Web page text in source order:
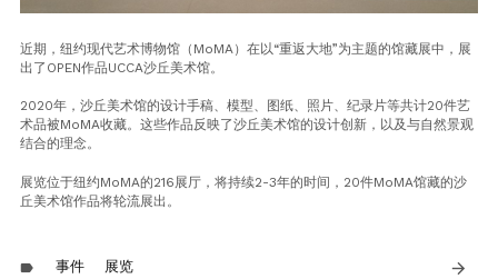
近期，纽约现代艺术博物馆（MoMA）在以“重返大地”为主题的馆藏展中，展
出了OPEN作品UCCA沙丘美术馆。
2020年，沙丘美术馆的设计手稿、模型、图纸、照片、纪录片等共计20件艺
术品被MoMA收藏。这些作品反映了沙丘美术馆的设计创新，以及与自然景观
结合的理念。
展览位于纽约MoMA的216展厅，将持续2-3年的时间，20件MoMA馆藏的沙
丘美术馆作品将轮流展出。
label 事件 展览 arrow_forward